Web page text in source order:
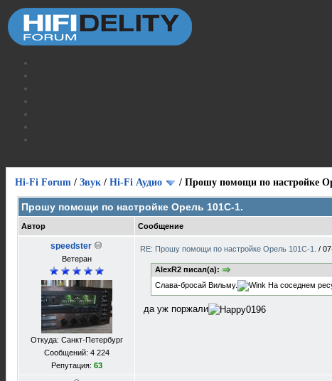
Hi-Fi Forum / Звук / Hi-Fi Аудио / Прошу помощи по настройке
Прошу помощи по настройке Орель 101С-1.
Автор Сообщение
speedster
Ветеран
Откуда: Санкт-Петербург
Сообщений: 4 224
Репутация: 63
RE: Прошу помощи по настройке Орель 101С-1. /
AlexR2 писал(а):
Слава-бросай Вильму.
На соседнем
да уж поржали